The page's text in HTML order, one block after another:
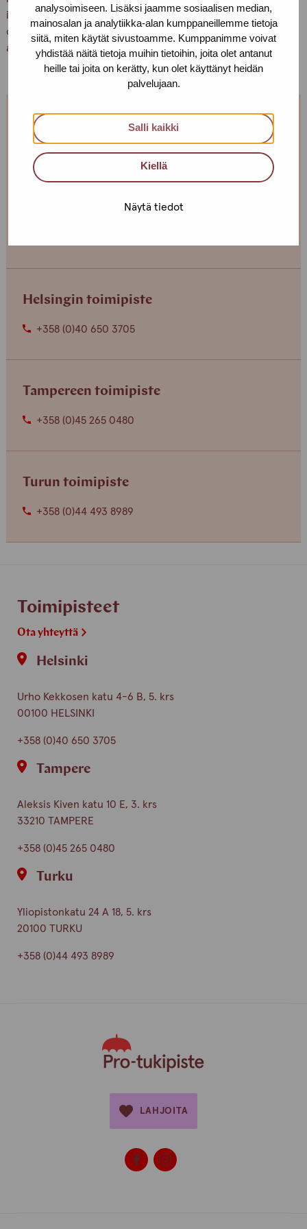
analysoimiseen. Lisäksi jaamme sosiaalisen median,
mainosalan ja analytiikka-alan kumppaneillemme tietoja
siitä, miten käytät sivustoamme. Kumppanimme voivat
yhdistää näitä tietoja muihin tietoihin, joita olet antanut
heille tai joita on kerätty, kun olet käyttänyt heidän
palvelujaan.
Salli kaikki
Kiellä
Näytä tiedot
ihmisoikeuksiaan. Suurin vastuu stigman vastaisessa työn
onnistumisessa on meillä muilla: kuinka valmiita olemme
aitoon ja moninaisuutta kunnioittavaan dialogiin.
Meidän kanssa voit jutella myös
stigmasta ja sen herättämistä
ajatuksista!
mukaan yhteisölliseen toimintaan keskustelemaan
Helsingin toimipiste
+358 (0)40 650 3705
Tampereen toimipiste
+358 (0)45 265 0480
Turun toimipiste
+358 (0)44 493 8989
Toimipisteet
Ota yhteyttä
Helsinki
Urho Kekkosen katu 4-6 B, 5. krs
00100 HELSINKI
+358 (0)40 650 3705
Tampere
Aleksis Kiven katu 10 E, 3. krs
33210 TAMPERE
+358 (0)45 265 0480
Turku
Yliopistonkatu 24 A 18, 5. krs
20100 TURKU
+358 (0)44 493 8989
LAHJOITA